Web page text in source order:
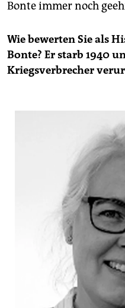
Bonte immer noch
Wie bewerten Sie als
Bonte? Er starb 1940
Kriegsverbrecher